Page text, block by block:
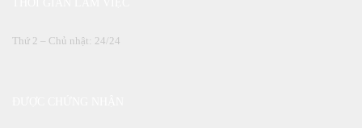
Thứ 2 – Chủ nhật: 24/24